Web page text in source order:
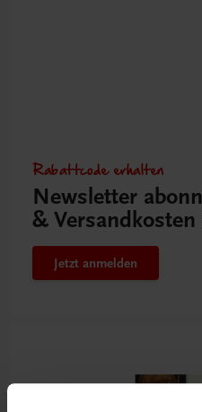
Rabattcode erhalten
Newsletter
& Versandkosten
Jetzt anmelden